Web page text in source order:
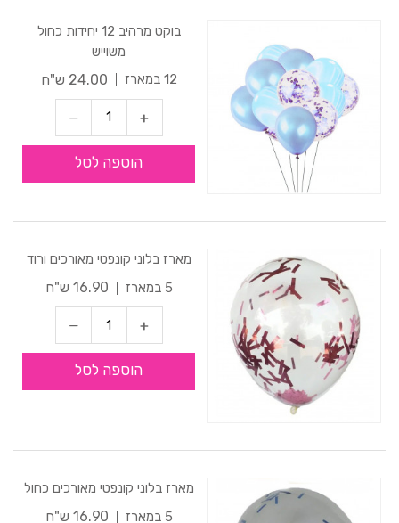
בוקט מרהיב 12 יחידות כחול
משוייש
12 במארז
24.00 ש"ח
הוספה לסל
מארז בלוני קונפטי מאורכים ורוד
5 במארז
16.90 ש"ח
הוספה לסל
מארז בלוני קונפטי מאורכים כחול
5 במארז
16.90 ש"ח